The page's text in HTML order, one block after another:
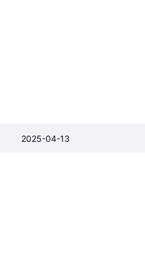
2025-04-13